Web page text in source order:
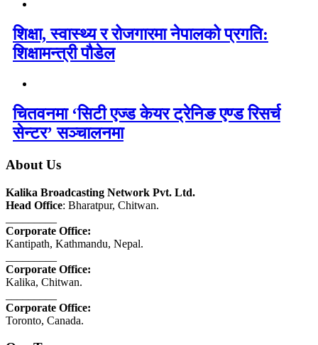
शिक्षा, स्वास्थ्य र रोजगारमा नेपालको प्रगति:
शिक्षामन्त्री पौडेल
चितवनमा ‘सिटी एज्ड केयर ट्रेनिङ एण्ड रिसर्च
सेन्टर’ सञ्चालनमा
About Us
Kalika Broadcasting Network Pvt. Ltd.
Head Office: Bharatpur, Chitwan.
Corporate Office:
Kantipath, Kathmandu, Nepal.
Corporate Office:
Kalika, Chitwan.
Corporate Office:
Toronto, Canada.